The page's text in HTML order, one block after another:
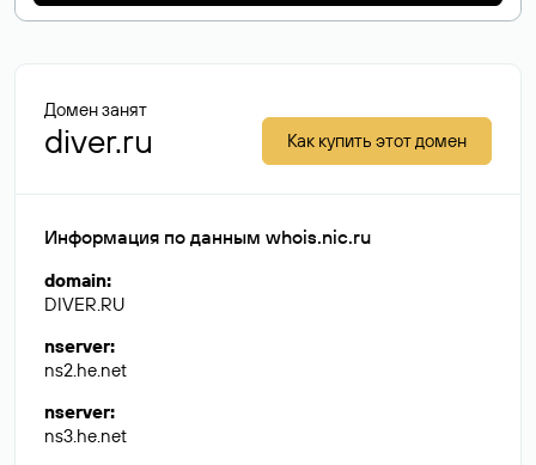
Домен занят
diver.ru Как купить этот домен
Информация по данным whois.nic.ru
domain:
DIVER.RU
nserver:
ns2.he.net
nserver:
ns3.he.net